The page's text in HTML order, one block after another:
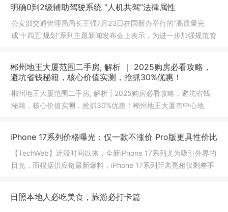
明确0到2级辅助驾驶系统 “人机共驾”法律属性
公安部交通管理局局长王强7月23日在国新办举行的“高质量完
成‘十四五’规划”系列主题新闻发布会上表示，为进一步加强规范管
郴州地王大厦范围二手房, 解析 ｜ 2025购房必看攻略，
避坑省钱秘籍，核心价值实测，抢抓30%优惠！
郴州地王大厦范围二手房, 解析 | 2025购房必看攻略，避坑省钱
秘籍，核心价值实测，抢抓30%优惠！郴州地王大厦市中心地
iPhone 17系列价格曝光：仅一款不涨价 Pro版更具性价比
【TechWeb】近段时间以来，全新iPhone 17系列尤为吸引外界的
目光，而根据供应链最新爆料，iPhone 17系列距离亮相仅剩差不
日照本地人必吃美食，旅游必打卡篇